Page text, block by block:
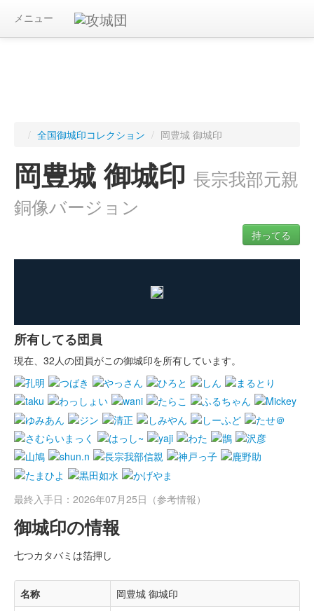
メニュー
/ 全国御城印コレクション / 岡豊城 御城印
岡豊城 御城印 長宗我部元親
銅像バージョン
持ってる
所有してる団員
現在、32人の団員がこの御城印を所有しています。
最終入手日：2026年07月25日（参考情報）
御城印の情報
七つカタバミは箔押し
名称
岡豊城 御城印